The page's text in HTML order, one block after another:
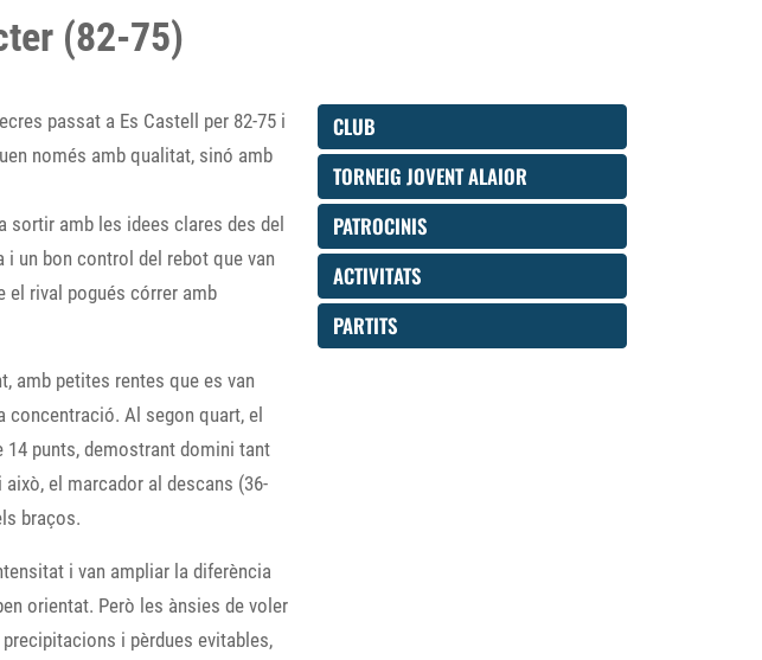
(82-75)
passat a Es Castell per 82-75 i
només amb qualitat, sinó amb
sortir amb les idees clares des del
un bon control del rebot que van
el rival pogués córrer amb
amb petites rentes que es van
concentració. Al segon quart, el
14 punts, demostrant domini tant
el marcador al descans (36-
braços.
i van ampliar la diferència
orientat. Però les ànsies de voler
i pèrdues evitables,
CLUB
TORNEIG JOVENT ALAIOR
PATROCINIS
ACTIVITATS
PARTITS